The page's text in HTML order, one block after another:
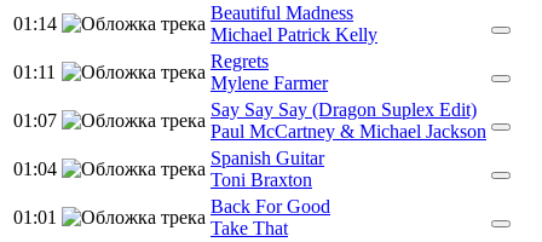
01:14
Beautiful Madness
Michael Patrick Kelly
01:11
Regrets
Mylene Farmer
01:07
Say Say Say (Dragon Suplex Edit)
Paul McCartney & Michael Jackson
01:04
Spanish Guitar
Toni Braxton
01:01
Back For Good
Take That